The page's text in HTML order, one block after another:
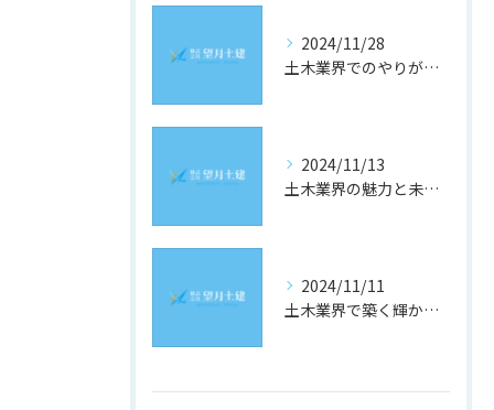
2024/11/28
土木業界でのやりがいと成長の道
2024/11/13
土木業界の魅力と未来への道
2024/11/11
土木業界で築く輝かしい未来